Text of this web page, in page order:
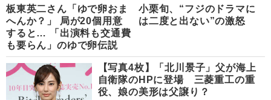
板東英二さん「ゆで卵おま
へんか？」 局が20個用意
すると… 「出演料も交通費
も要らん」のゆで卵伝説
小栗旬、“フジのドラマに
は二度と出ない”の激怒
【写真4枚】「北川景子」父が海上
自衛隊のHPに登場 三菱重工の重
役、娘の美形は父譲り？